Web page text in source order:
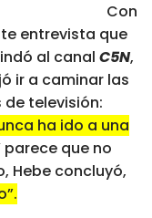
Con
entrevista que
al canal C5N,
ir a caminar las
de televisión:
ha ido a una
parece que no
Hebe concluyó,